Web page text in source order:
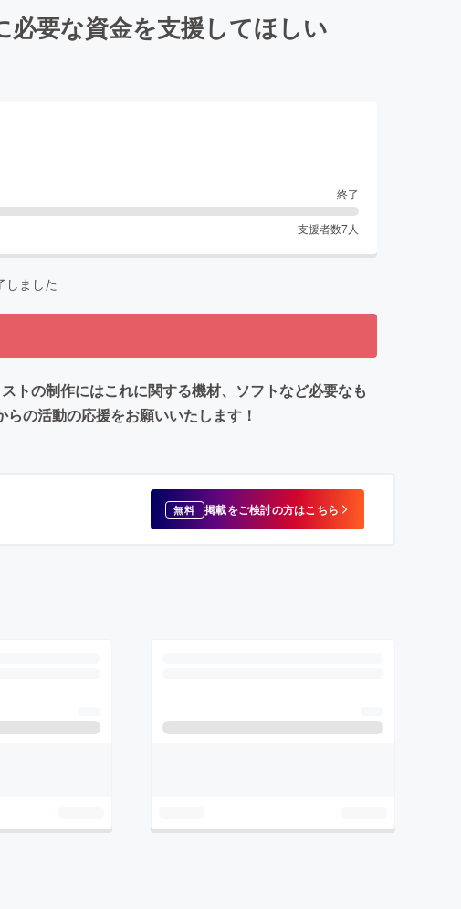
必要な資金を支援してほしい
終了
支援者数7人
しました
トの制作にはこれに関する機材、ソフトなど必要なも
の活動の応援をお願いいたします！
無料 掲載をご検討の方はこちら